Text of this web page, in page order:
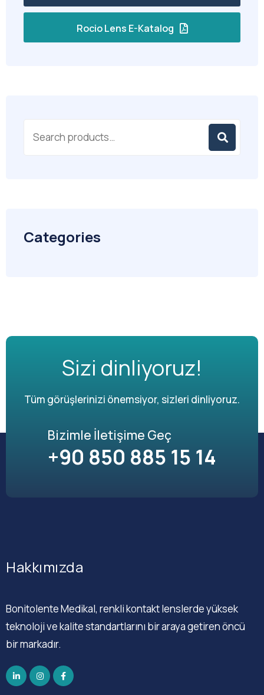
Rocio Lens E-Katalog
Categories
Sizi dinliyoruz!
Tüm görüşlerinizi önemsiyor, sizleri dinliyoruz.
Bizimle İletişime Geç
+90 850 885 15 14
Hakkımızda
Bonitolente Medikal, renkli kontakt lenslerde yüksek
teknoloji ve kalite standartlarını bir araya getiren öncü
bir markadır.